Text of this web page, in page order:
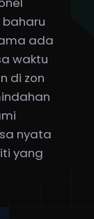
ada
waktu
di zon
nyata
yang